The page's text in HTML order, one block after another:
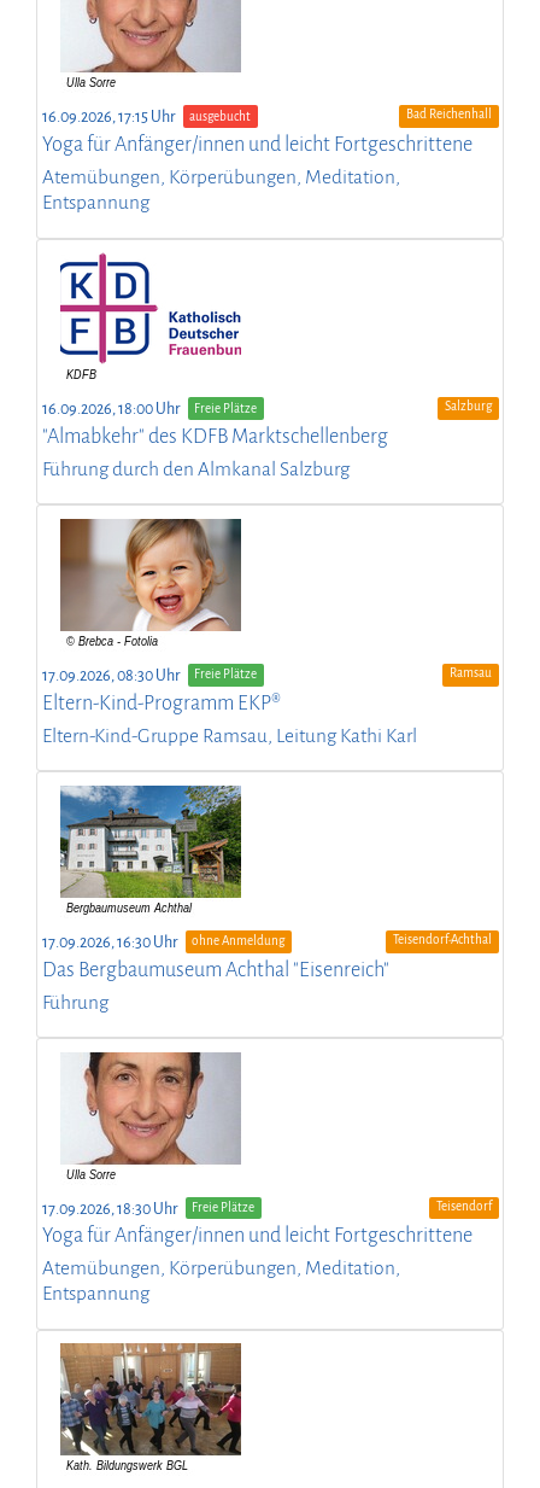
16.09.2026, 17:15 Uhr ausgebucht Bad Reichenhall
Yoga für Anfänger/innen und leicht Fortgeschrittene
Atemübungen, Körperübungen, Meditation,
Entspannung
16.09.2026, 18:00 Uhr Freie Plätze Salzburg
"Almabkehr" des KDFB Marktschellenberg
Führung durch den Almkanal Salzburg
17.09.2026, 08:30 Uhr Freie Plätze Ramsau
Eltern-Kind-Programm EKP®
Eltern-Kind-Gruppe Ramsau, Leitung Kathi Karl
17.09.2026, 16:30 Uhr ohne Anmeldung Teisendorf-Achthal
Das Bergbaumuseum Achthal "Eisenreich"
Führung
17.09.2026, 18:30 Uhr Freie Plätze Teisendorf
Yoga für Anfänger/innen und leicht Fortgeschrittene
Atemübungen, Körperübungen, Meditation,
Entspannung